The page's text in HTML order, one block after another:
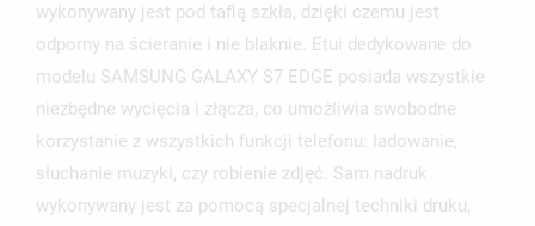
wykonywany jest pod taflą szkła, dzięki czemu jest
odporny na ścieranie i nie blaknie. Etui dedykowane do
modelu SAMSUNG GALAXY S7 EDGE posiada wszystkie
niezbędne wycięcia i złącza, co umożliwia swobodne
korzystanie z wszystkich funkcji telefonu: ładowanie,
słuchanie muzyki, czy robienie zdjęć. Sam nadruk
wykonywany jest za pomocą specjalnej techniki druku,